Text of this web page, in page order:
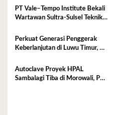
PT Vale–Tempo Institute Bekali
Wartawan Sultra-Sulsel Teknik
Perkuat Generasi Penggerak
Keberlanjutan di Luwu Timur, PT
Konservasi
Autoclave Proyek HPAL
Sambalagi Tiba di Morowali, PT